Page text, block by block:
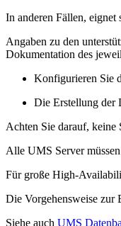
In anderen Fällen, eignet
Angaben zu den
Dokumentation des
Konfigurieren Sie
Die Erstellung der
Achten Sie darauf, keine
Alle UMS Server
Für große High-
Die Vorgehensweise zur
Siehe auch UMS